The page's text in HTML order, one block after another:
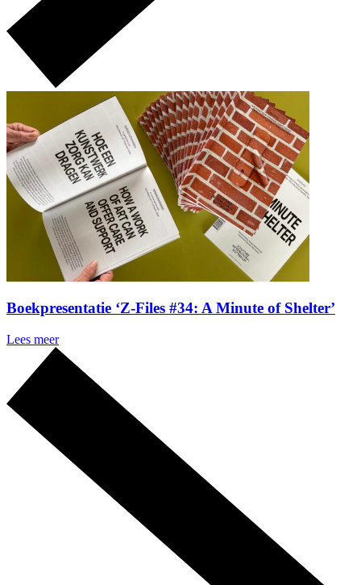
Boekpresentatie ‘Z-Files #34: A Minute of Shelter’
Lees meer